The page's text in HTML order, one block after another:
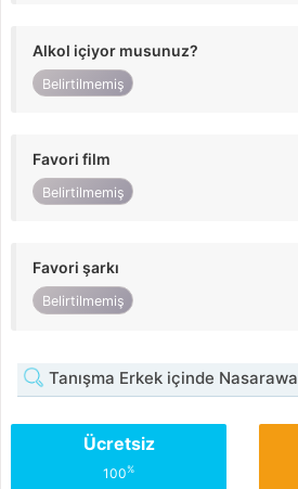
Alkol içiyor musunuz?
Belirtilmemiş
Favori film
Belirtilmemiş
Favori şarkı
Belirtilmemiş
Tanışma Erkek içinde Nasarawa
Ücretsiz
100%